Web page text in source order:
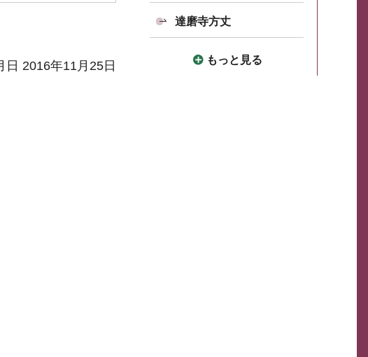
日 2016年11月25日
達磨寺方丈
もっと見る